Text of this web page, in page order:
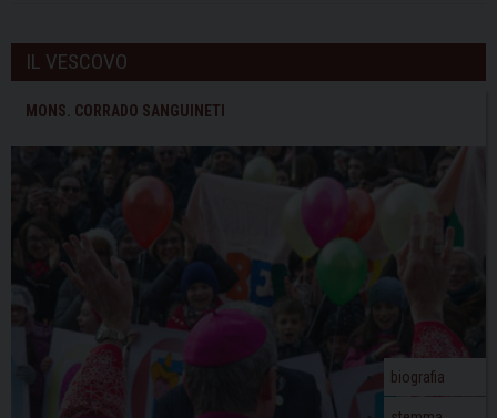
IL VESCOVO
MONS. CORRADO SANGUINETI
biografia